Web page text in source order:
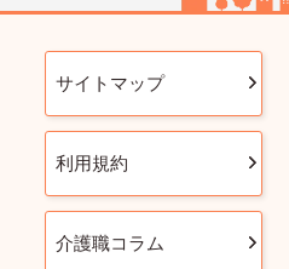
サイトマップ
利用規約
介護職コラム